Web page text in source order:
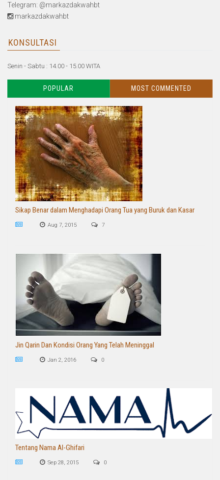
Telegram: @markazdakwahbt
markazdakwahbt
KONSULTASI
Senin - Sabtu : 14.00 - 15.00 WITA
POPULAR MOST COMMENTED
Sikap Benar dalam Menghadapi Orang Tua yang Buruk dan Kasar
Aug 7, 2015 7
Jin Qarin Dan Kondisi Orang Yang Telah Meninggal
Jan 2, 2016 0
Tentang Nama Al-Ghifari
Sep 28, 2015 0